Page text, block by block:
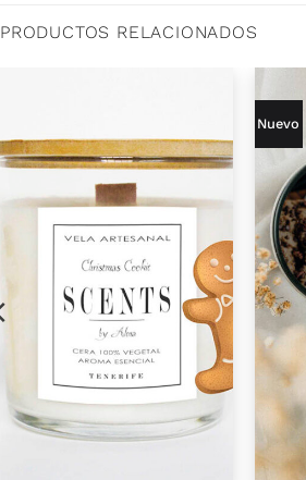
PRODUCTOS RELACIONADOS
Nuevo